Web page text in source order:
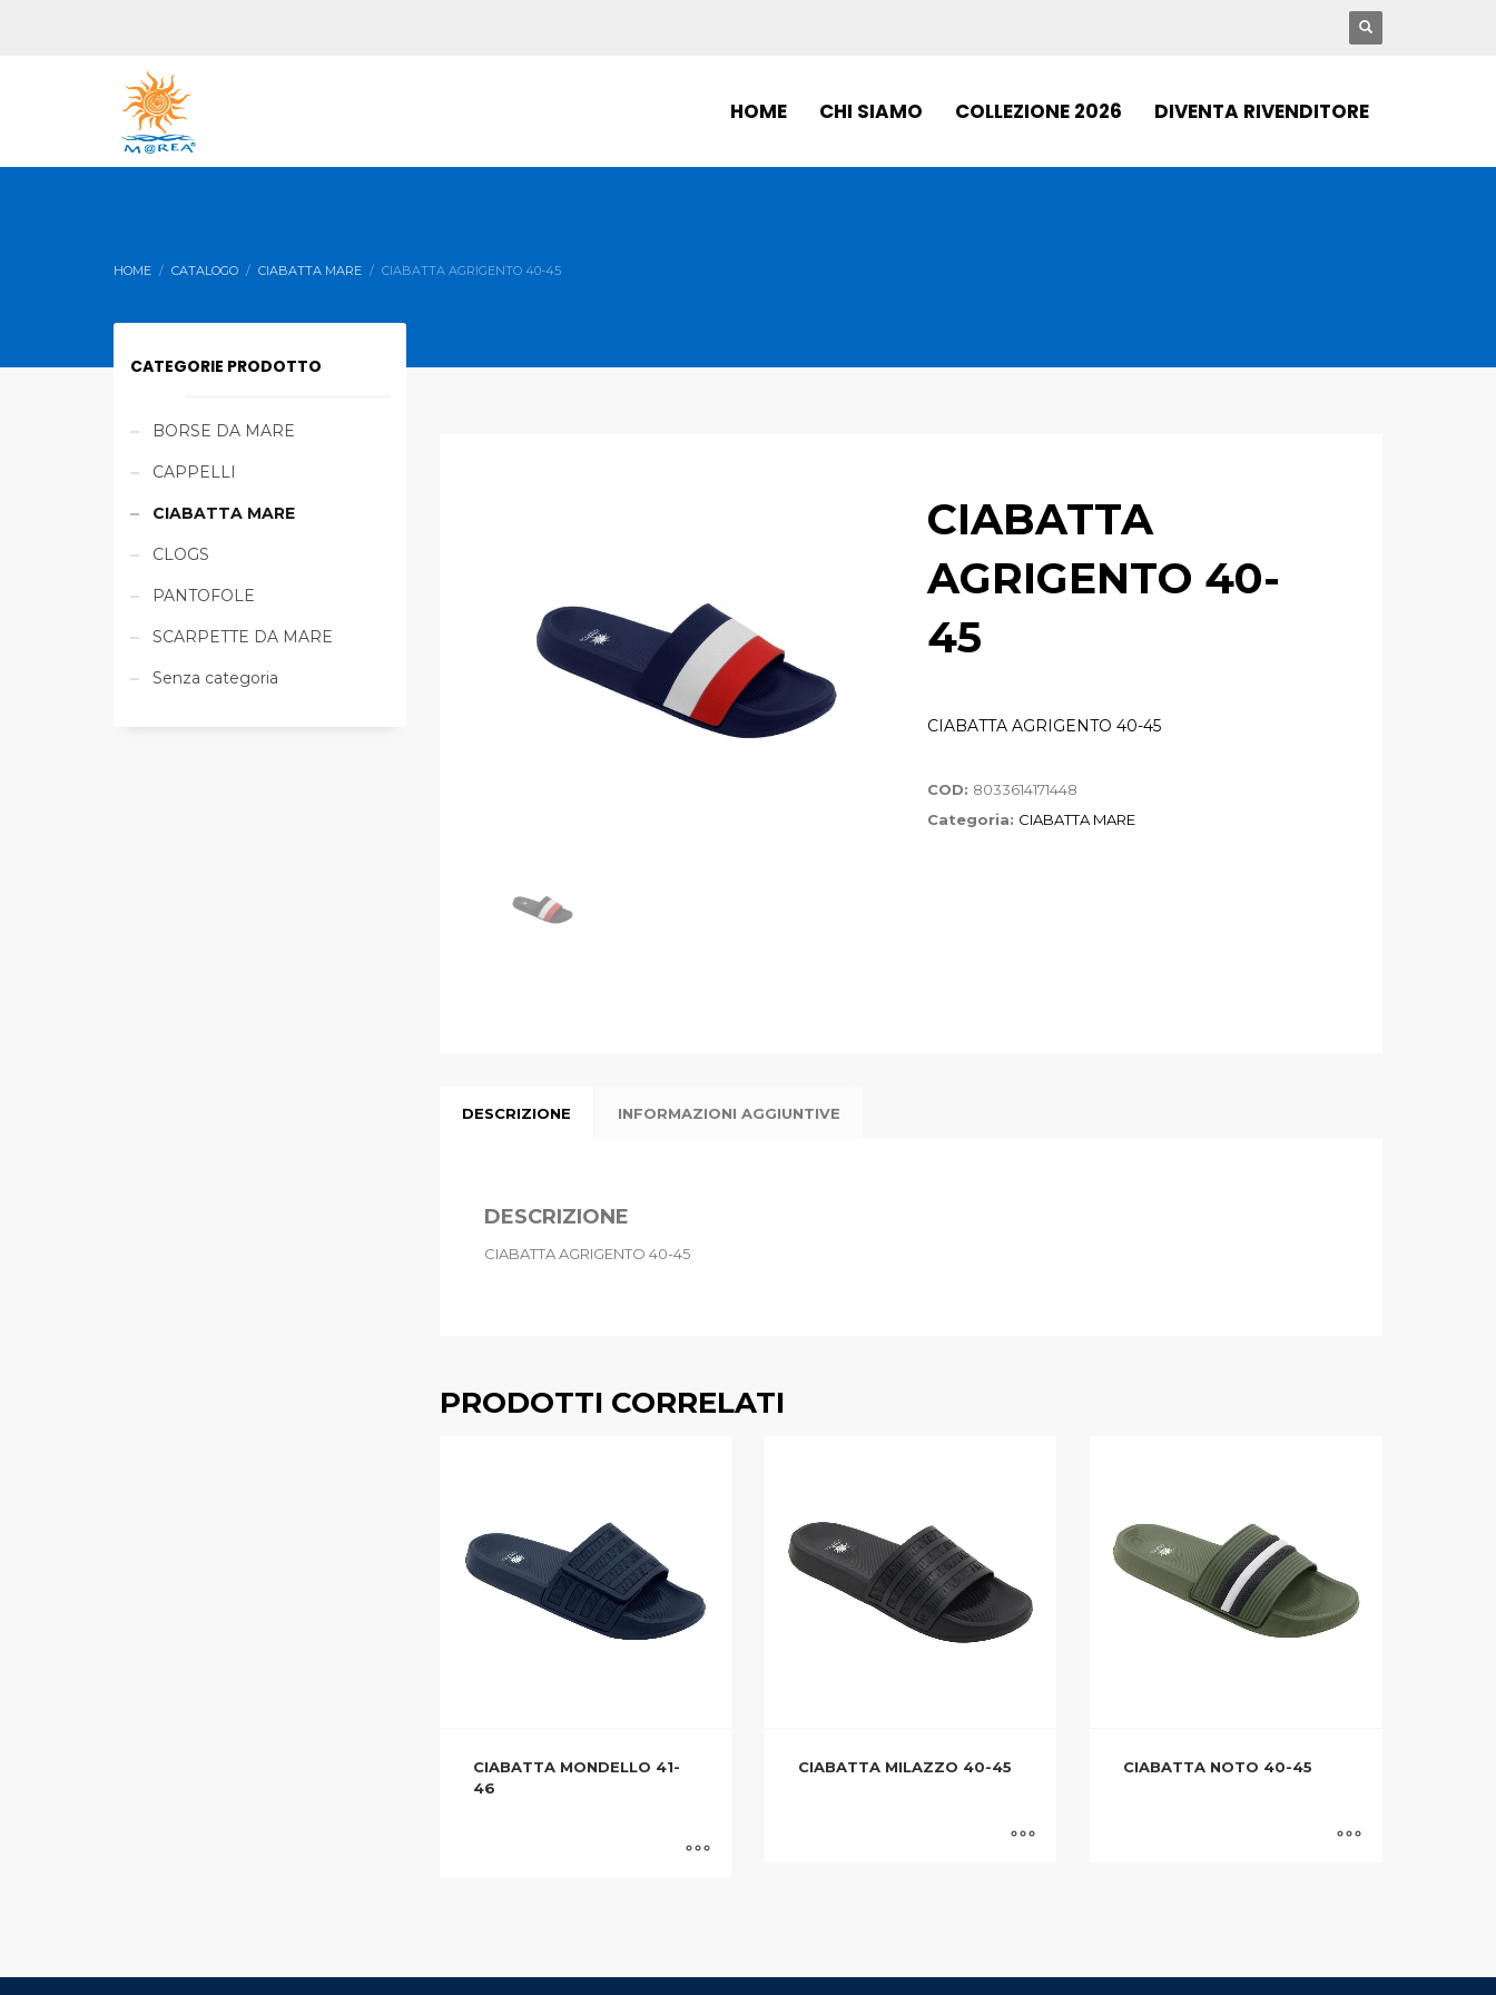
HOME CHI SIAMO COLLEZIONE 2026 DIVENTA RIVENDITORE
HOME CATALOGO CIABATTA MARE CIABATTA AGRIGENTO 40-45
CIABATTA
AGRIGENTO 40-
45
CIABATTA AGRIGENTO 40-45
COD: 8033614171448
Categoria: CIABATTA MARE
DESCRIZIONE INFORMAZIONI AGGIUNTIVE
DESCRIZIONE
CIABATTA AGRIGENTO 40-45
PRODOTTI CORRELATI
CIABATTA MONDELLO 41-
46
CIABATTA MILAZZO 40-45 CIABATTA NOTO 40-45
CATEGORIE PRODOTTO
BORSE DA MARE
CAPPELLI
CIABATTA MARE
CLOGS
PANTOFOLE
SCARPETTE DA MARE
Senza categoria